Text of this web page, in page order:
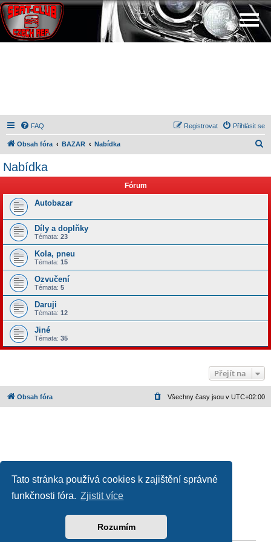
Tato stránka používá cookies k zajištění správné
funkčnosti fóra. Zjistit více
Rozumím
FAQ Přihlásit se
Registrovat
Obsah fóra BAZAR Nabídka
Nabídka
Fórum
Autobazar
Díly a doplňky
Témata: 23
Kola, pneu
Témata: 15
Ozvučení
Témata: 5
Daruji
Témata: 12
Jiné
Témata: 35
Přejít na
Obsah fóra Všechny časy jsou v UTC+02:00
Založeno naphpBB® Forum Software © phpBB Limited
Podmínky pro užívání